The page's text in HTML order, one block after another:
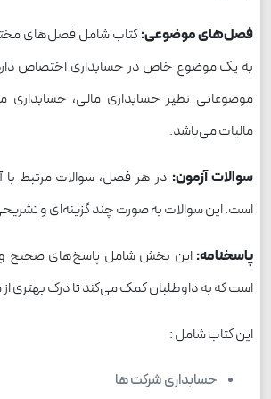
فصل‌های موضوعی:کتاب شامل فصل‌های
به یک موضوع خاص در حسابداری اختصاص
موضوعاتی نظیر حسابداری مالی، حسابداری
مالیات می‌باشد.
سوالات آزمون: در هر فصل، سوالات مرتبط
است. این سوالات به صورت چند گزینه‌ای و
پاسخنامه: این بخش شامل پاسخ‌های صحیح و
است که به داوطلبان کمک می‌کند تا درک بهتری
این کتاب شامل :
حسابداری شرکت ها